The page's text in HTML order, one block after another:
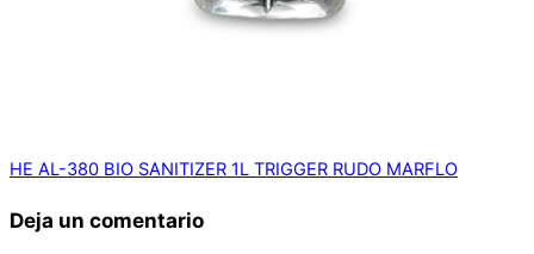
HE AL-380 BIO SANITIZER 1L TRIGGER RUDO MARFLO
Deja un comentario